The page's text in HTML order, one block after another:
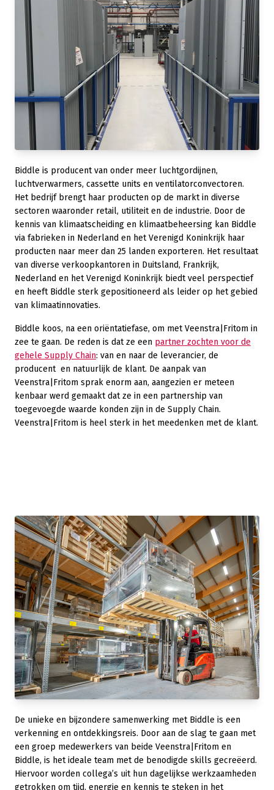
Biddle is producent van onder meer luchtgordijnen,
luchtverwarmers, cassette units en ventilatorconvectoren.
Het bedrijf brengt haar producten op de markt in diverse
sectoren waaronder retail, utiliteit en de industrie. Door de
kennis van klimaatscheiding en klimaatbeheersing kan Biddle
via fabrieken in Nederland en het Verenigd Koninkrijk haar
producten naar meer dan 25 landen exporteren. Het resultaat
van diverse verkoopkantoren in Duitsland, Frankrijk,
Nederland en het Verenigd Koninkrijk biedt veel perspectief
en heeft Biddle sterk gepositioneerd als leider op het gebied
van klimaatinnovaties.
Biddle koos, na een oriëntatiefase, om met Veenstra|Fritom in
zee te gaan. De reden is dat ze een partner zochten voor de
gehele Supply Chain: van en naar de leverancier, de
producent en natuurlijk de klant. De aanpak van
Veenstra|Fritom sprak enorm aan, aangezien er meteen
kenbaar werd gemaakt dat ze in een partnership van
toegevoegde waarde konden zijn in de Supply Chain.
Veenstra|Fritom is heel sterk in het meedenken met de klant.
De unieke en bijzondere samenwerking met Biddle is een
verkenning en ontdekkingsreis. Door aan de slag te gaan met
een groep medewerkers van beide Veenstra|Fritom en
Biddle, is het ideale team met de benodigde skills gecreëerd.
Hiervoor worden collega’s uit hun dagelijkse werkzaamheden
getrokken om tijd, energie en kennis te steken in het